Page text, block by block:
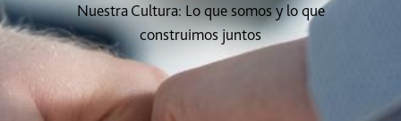
Nuestra Cultura: Lo que somos y lo que
construimos juntos